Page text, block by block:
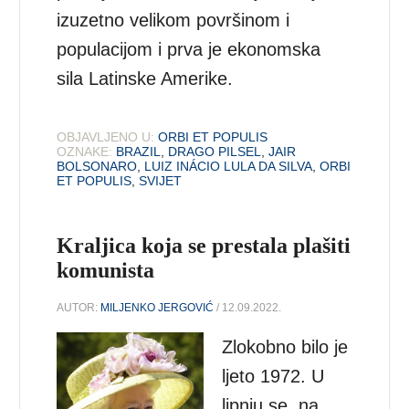
izuzetno velikom površinom i
populacijom i prva je ekonomska
sila Latinske Amerike.
OBJAVLJENO U: ORBI ET POPULIS
OZNAKE: BRAZIL, DRAGO PILSEL,JAIR
BOLSONARO, LUIZ INÁCIO LULA DA SILVA,ORBI
ET POPULIS,SVIJET
Kraljica koja se prestala plašiti
komunista
AUTOR: MILJENKO JERGOVIĆ / 12.09.2022.
Zlokobno bilo je
ljeto 1972. U